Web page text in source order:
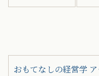
おもてなしの経営学